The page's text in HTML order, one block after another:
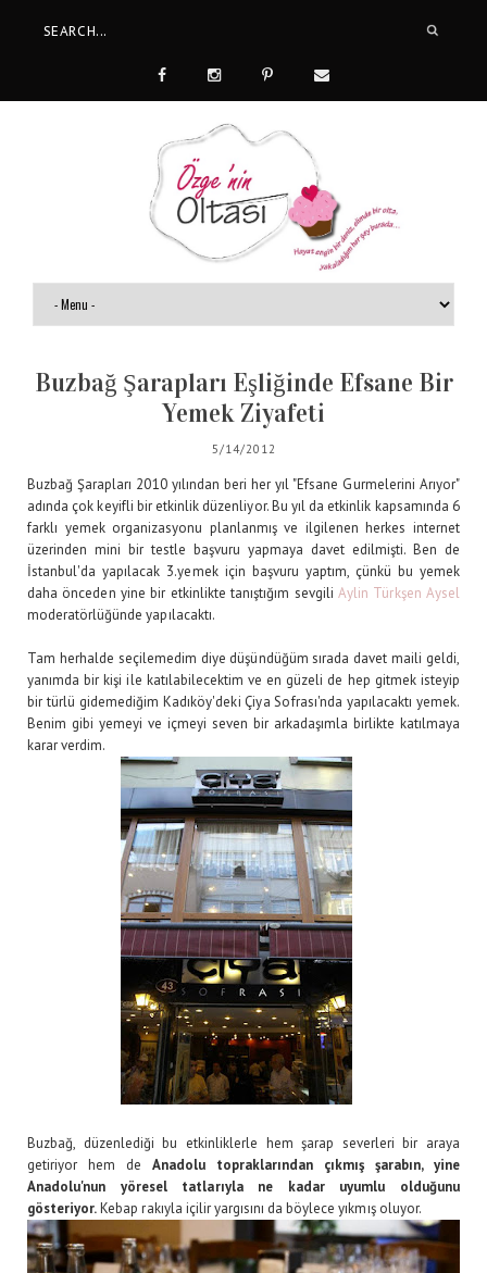
Buzbağ Şarapları Eşliğinde Efsane Bir
Yemek Ziyafeti
5/14/2012
Buzbağ Şarapları 2010 yılından beri her yıl "Efsane Gurmelerini Arıyor"
adında çok keyifli bir etkinlik düzenliyor. Bu yıl da etkinlik kapsamında 6
farklı yemek organizasyonu planlanmış ve ilgilenen herkes internet
üzerinden mini bir testle başvuru yapmaya davet edilmişti. Ben de
İstanbul'da yapılacak 3.yemek için başvuru yaptım, çünkü bu yemek
daha önceden yine bir etkinlikte tanıştığım sevgiliAylin Türkşen Aysel
moderatörlüğünde yapılacaktı.
Tam herhalde seçilemedim diye düşündüğüm sırada davet maili geldi,
yanımda bir kişi ile katılabilecektim ve en güzeli de hep gitmek isteyip
bir türlü gidemediğim Kadıköy'deki Çiya Sofrası'nda yapılacaktı yemek.
Benim gibi yemeyi ve içmeyi seven bir arkadaşımla birlikte katılmaya
karar verdim.
Buzbağ, düzenlediği bu etkinliklerle hem şarap severleri bir araya
getiriyor hem de Anadolu topraklarından çıkmış şarabın, yine
Anadolu'nun yöresel tatlarıyla ne kadar uyumlu olduğunu
gösteriyor.Kebap rakıyla içilir yargısını da böylece yıkmış oluyor.